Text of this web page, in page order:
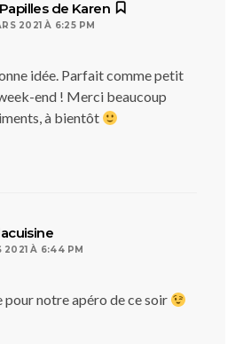
de Karen
2021 À 6:25 PM
idée. Parfait comme petit
end ! Merci beaucoup
à bientôt
2021 À 6:44 PM
pour notre apéro de ce soir